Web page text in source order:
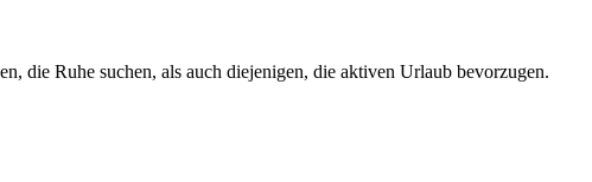
die Ruhe suchen, als auch diejenigen, die aktiven Urlaub bevorzugen.